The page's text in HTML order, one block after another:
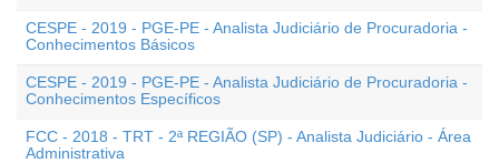
CESPE - 2019 - PGE-PE - Analista Judiciário de Procuradoria -
Conhecimentos Básicos
CESPE - 2019 - PGE-PE - Analista Judiciário de Procuradoria -
Conhecimentos Específicos
FCC - 2018 - TRT - 2ª REGIÃO (SP) - Analista Judiciário - Área
Administrativa